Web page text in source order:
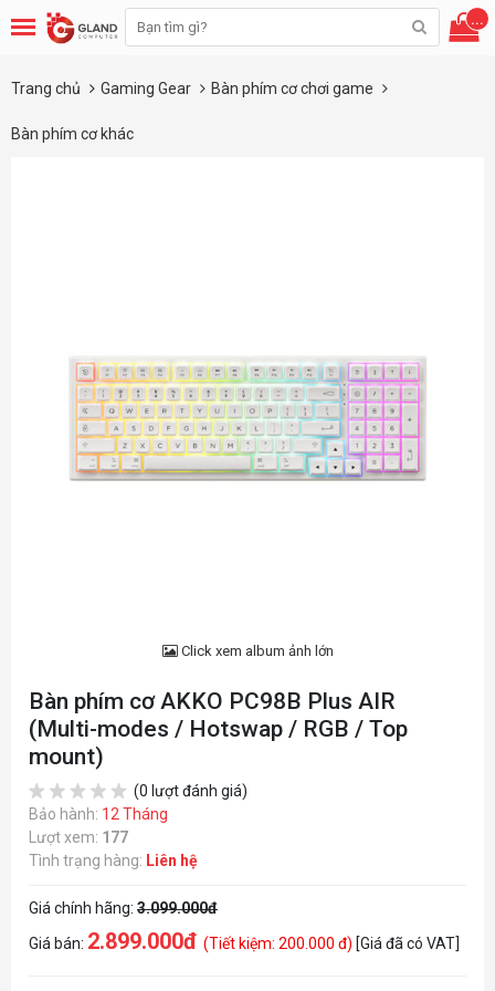
...
Trang chủ Gaming Gear Bàn phím cơ chơi game
Bàn phím cơ khác
Click xem album ảnh lớn
Bàn phím cơ AKKO PC98B Plus AIR
(Multi-modes / Hotswap / RGB / Top
mount)
(0 lượt đánh giá)
Bảo hành: 12 Tháng
Lượt xem: 177
Tình trạng hàng: Liên hệ
Giá chính hãng: 3.099.000đ
Giá bán: 2.899.000đ (Tiết kiệm: 200.000 đ) [Giá đã có VAT]